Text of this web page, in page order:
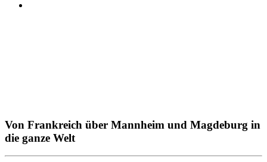
Von Frankreich über Mannheim und Magdeburg in
die ganze Welt